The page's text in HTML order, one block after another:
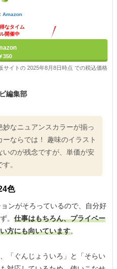
Amazon
なタイム
開催中
350
サイトの 2025年8月8日時点 での税込価格
編集部
なニュアンスカラーが揃っ
ならでは！ 趣味のイラスト
のが残念ですが、単価が安
。
色
ンがそろっているので、自分好
。 仕事はもちろん、プライベー
方にも向いています。
「ぐんじょういろ」と「そらい